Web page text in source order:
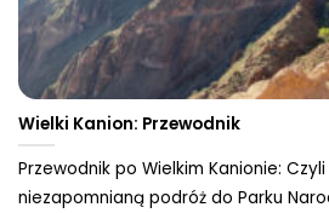
Wielki Kanion: Przewodnik
Przewodnik po Wielkim Kanionie:
niezapomnianą podróż do Parku